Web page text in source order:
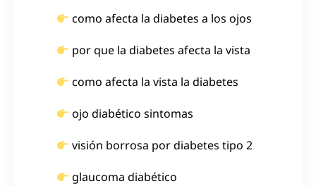
como afecta la diabetes a los ojos
por que la diabetes afecta la vista
como afecta la vista la diabetes
ojo diabético sintomas
visión borrosa por diabetes tipo 2
glaucoma diabético